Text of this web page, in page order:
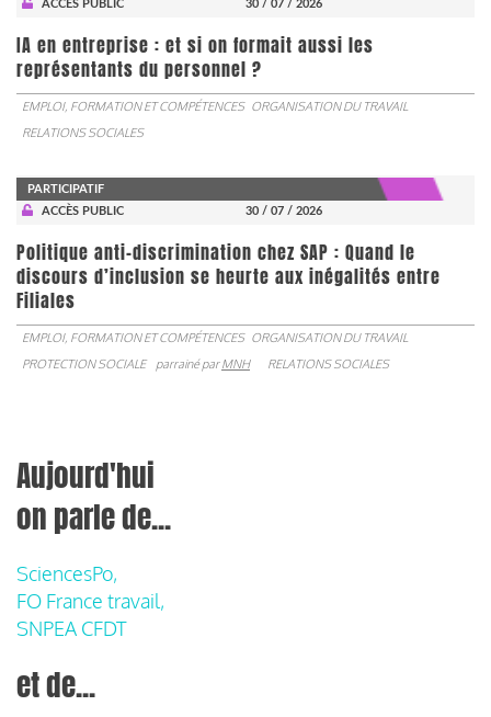
ACCÈS PUBLIC 30 / 07 / 2026
IA en entreprise : et si on formait aussi les
représentants du personnel ?
EMPLOI, FORMATION ET COMPÉTENCES ORGANISATION DU TRAVAIL
RELATIONS SOCIALES
PARTICIPATIF
ACCÈS PUBLIC
30 / 07 / 2026
Politique anti-discrimination chez SAP : Quand le
discours d’inclusion se heurte aux inégalités entre
Filiales
EMPLOI, FORMATION ET COMPÉTENCES ORGANISATION DU TRAVAIL
PROTECTION SOCIALE
parrainé parMNH RELATIONS SOCIALES
Aujourd'hui
on parle de...
SciencesPo,
FO France travail,
SNPEA CFDT
et de...